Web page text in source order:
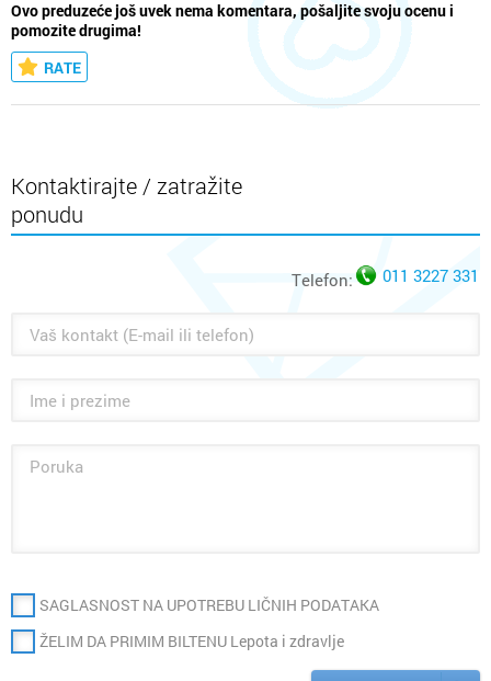
Ovo preduzeće još uvek nema komentara, pošaljite svoju ocenu i
pomozite drugima!
RATE
Kontaktirajte / zatražite
ponudu
Telefon: 011 3227 331
SAGLASNOST NA UPOTREBU LIČNIH PODATAKA
ŽELIM DA PRIMIM BILTENU Lepota i zdravlje